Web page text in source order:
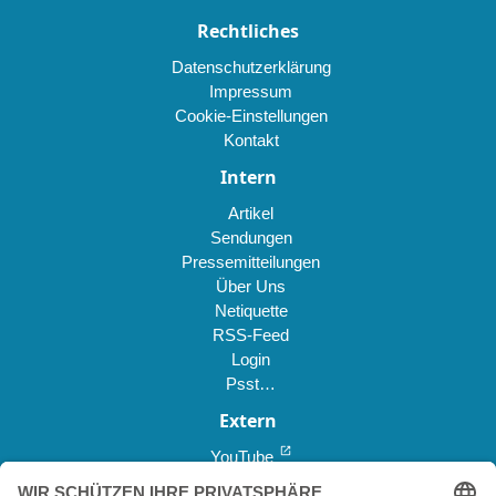
Rechtliches
Datenschutzerklärung
Impressum
Cookie-Einstellungen
Kontakt
Intern
Artikel
Sendungen
Pressemitteilungen
Über Uns
Netiquette
RSS-Feed
Login
Psst…
Extern
YouTube open_in_new
Reddit *